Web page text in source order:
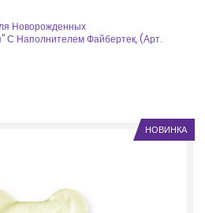
Новорожденных
Наполнителем Файбертек, (арт.
НОВИНКА